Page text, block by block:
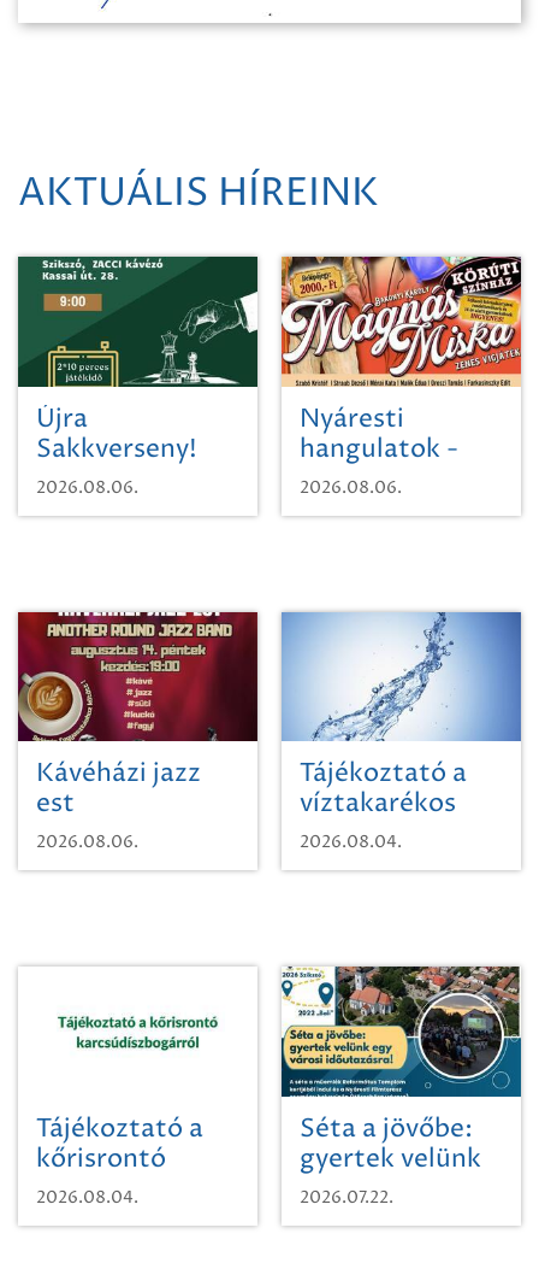
AKTUÁLIS HÍREINK
Újra
Sakkverseny!
2026.08.06.
Nyáresti
hangulatok -
Mágnás Miska
2026.08.06.
Kávéházi jazz
est
2026.08.06.
Tájékoztató a
víztakarékos
vízhasználatról
2026.08.04.
Tájékoztató a
kőrisrontó
karcsúdíszbogárról
2026.08.04.
Séta a jövőbe:
gyertek velünk
egy városi
időutazásra!
2026.07.22.